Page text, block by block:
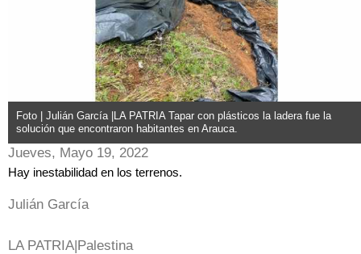
Foto | Julián García |LA PATRIA Tapar con plásticos la ladera fue la
solución que encontraron habitantes en Arauca.
Jueves, Mayo 19, 2022
Hay inestabilidad en los terrenos.
Julián García
LA PATRIA|Palestina